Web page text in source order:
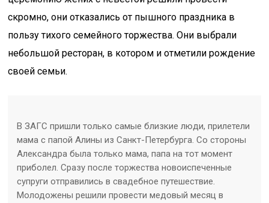
скромно, они отказались от пышного праздника в
пользу тихого семейного торжества. Они выбрали
небольшой ресторан, в котором и отметили рождение
своей семьи.
В ЗАГС пришли только самые близкие люди, прилетели
мама с папой Алины из Санкт-Петербурга. Со стороны
Александра была только мама, папа на тот момент
приболел. Сразу после торжества новоиспеченные
супруги отправились в свадебное путешествие.
Молодожены решили провести медовый месяц в